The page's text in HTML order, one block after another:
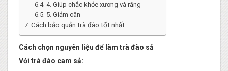
4. Giúp chắc khỏe xương và răng
5. Giảm cân
Cách bảo quản trà đào tốt nhất:
Cách chọn nguyên liệu để làm trà đào sả
Với trà đào cam sả: